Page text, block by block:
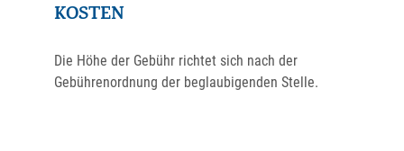
KOSTEN
Die Höhe der Gebühr richtet sich nach der
Gebührenordnung der beglaubigenden Stelle.